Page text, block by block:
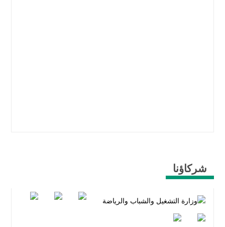
شركاؤنا